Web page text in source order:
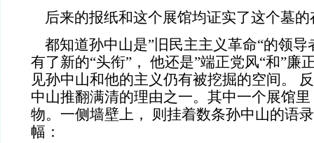
后来的报纸和这个展馆均证实了这个墓的
都知道孙中山是”旧民主主义革命“的领导
有了新的“头衔”， 他还是”端正党风“和”廉
见孙中山和他的主义仍有被挖掘的空间。
中山推翻满清的理由之一。其中一个展馆
物。一侧墙壁上， 则挂着数条孙中山的语
幅：